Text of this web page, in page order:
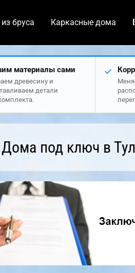
бруса Каркасные дома
материалы сами
древесину и
детали
Дома под ключ в